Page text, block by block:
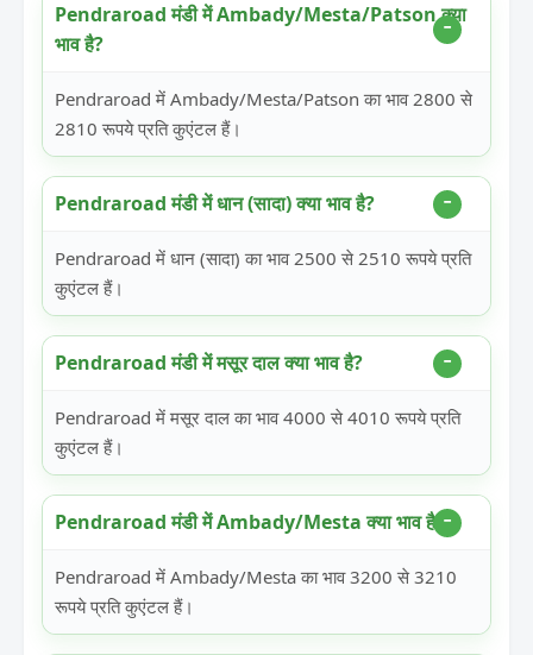
Pendraroad मंडी में Ambady/Mesta/Patson क्या
भाव है?
Pendraroad में Ambady/Mesta/Patson का भाव 2800 से
2810 रूपये प्रति कुएंटल हैं।
Pendraroad मंडी में धान (सादा) क्या भाव है?
Pendraroad में धान (सादा) का भाव 2500 से 2510 रूपये प्रति
कुएंटल हैं।
Pendraroad मंडी में मसूर दाल क्या भाव है?
Pendraroad में मसूर दाल का भाव 4000 से 4010 रूपये प्रति
कुएंटल हैं।
Pendraroad मंडी में Ambady/Mesta क्या भाव है?
Pendraroad में Ambady/Mesta का भाव 3200 से 3210
रूपये प्रति कुएंटल हैं।